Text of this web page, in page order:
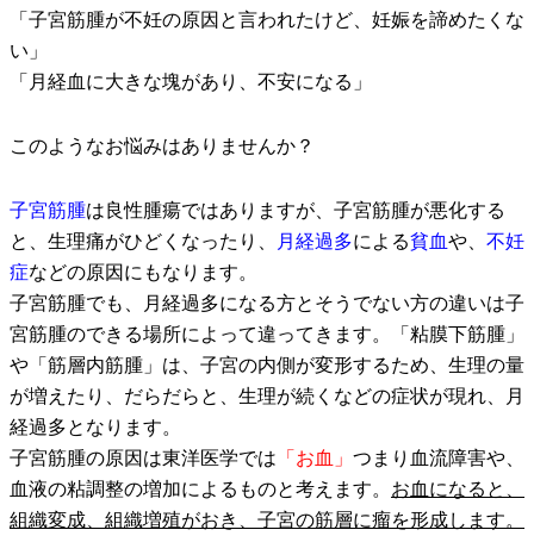
「子宮筋腫が不妊の原因と言われたけど、妊娠を諦めたくな
い」
「月経血に大きな塊があり、不安になる」
このようなお悩みはありませんか？
子宮筋腫は良性腫瘍ではありますが、子宮筋腫が悪化する
と、生理痛がひどくなったり、
月経過多による貧血や、 不妊
症などの原因にもなります。
子宮筋腫でも、月経過多になる方とそうでない方の違いは子
宮筋腫のできる場所によって違ってきます。「粘膜下筋腫」
や「筋層内筋腫」は、子宮の内側が変形するため、生理の量
が増えたり、だらだらと、生理が続くなどの症状が現れ、月
経過多となります。
子宮筋腫の原因は東洋医学では 「お血」 つまり血流障害や、
血液の粘調整の増加によるものと考えます。 お血になると、
組織変成、組織増殖がおき、子宮の筋層に瘤を形成します。